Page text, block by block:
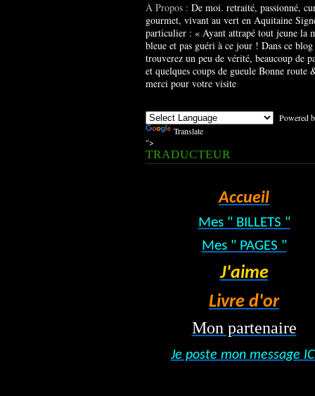
À Propos : De moi. retraité, passionné,
gourmet, vivant au vert en Aquitaine
particulier : « Ayant attrapé tout jeune la
bleue et pas guéri à ce jour ! Dans ce
trouverez un peu de vérité, beaucoup de
et quelques coups de gueule Bonne route
merci pour votre visite
Powered
Translate
">
TRADUCTEUR
Accueil
Mes " BILLETS "
Mes " PAGES "
J'aime
Livre d'or
Mon partenaire
Je poste mon message